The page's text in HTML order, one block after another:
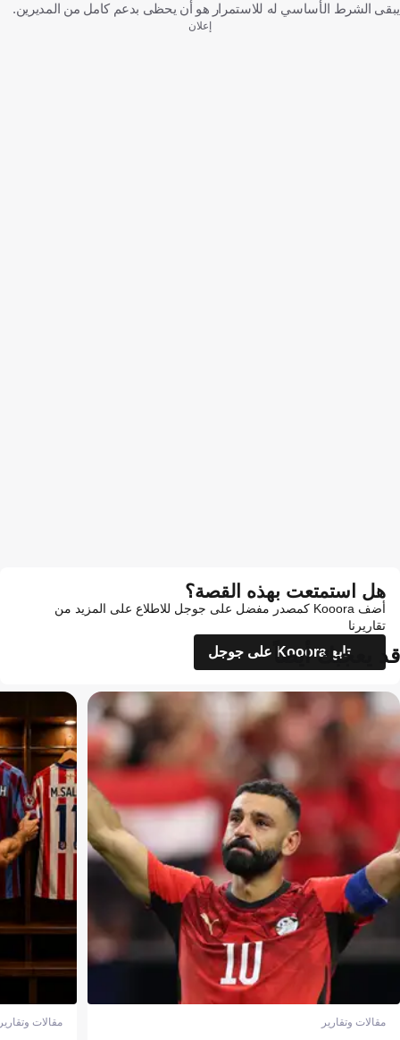
يبقى الشرط الأساسي له للاستمرار هو أن يحظى بدعم كامل من المديرين.
إعلان
هل استمتعت بهذه القصة؟
أضف Kooora كمصدر مفضل على جوجل للاطلاع على المزيد من
تقاريرنا
تابع Kooora على جوجل
قد يعجبك أيضاً
مقالات وتقارير مقالات